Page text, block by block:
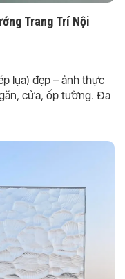
Trang Trí Nội
lụa) đẹp – ảnh thực
cửa, ốp tường. Đa